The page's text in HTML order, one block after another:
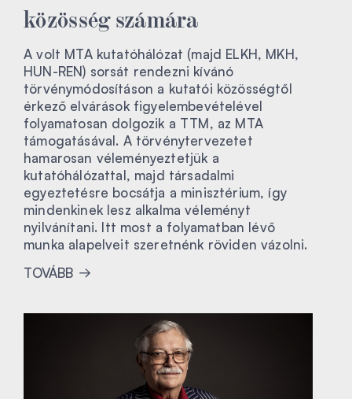
közösség számára
A volt MTA kutatóhálózat (majd ELKH, MKH,
HUN-REN) sorsát rendezni kívánó
törvénymódosításon a kutatói közösségtől
érkező elvárások figyelembevételével
folyamatosan dolgozik a TTM, az MTA
támogatásával. A törvénytervezetet
hamarosan véleményeztetjük a
kutatóhálózattal, majd társadalmi
egyeztetésre bocsátja a minisztérium, így
mindenkinek lesz alkalma véleményt
nyilvánítani. Itt most a folyamatban lévő
munka alapelveit szeretnénk röviden vázolni.
TOVÁBB